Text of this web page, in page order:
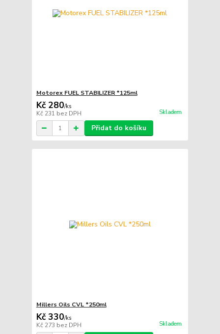
Motorex FUEL STABILIZER *125ml
Kč 280/ks
Kč 231 bez DPH Skladem
Přidat do košíku
Millers Oils CVL *250ml
Kč 330/ks
Kč 273 bez DPH Skladem